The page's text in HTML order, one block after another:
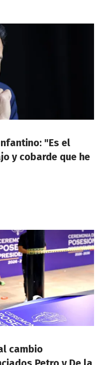
"Es el
y cobarde que he
cambio